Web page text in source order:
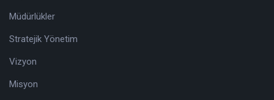
Müdürlükler
Stratejik Yönetim
Vizyon
Misyon